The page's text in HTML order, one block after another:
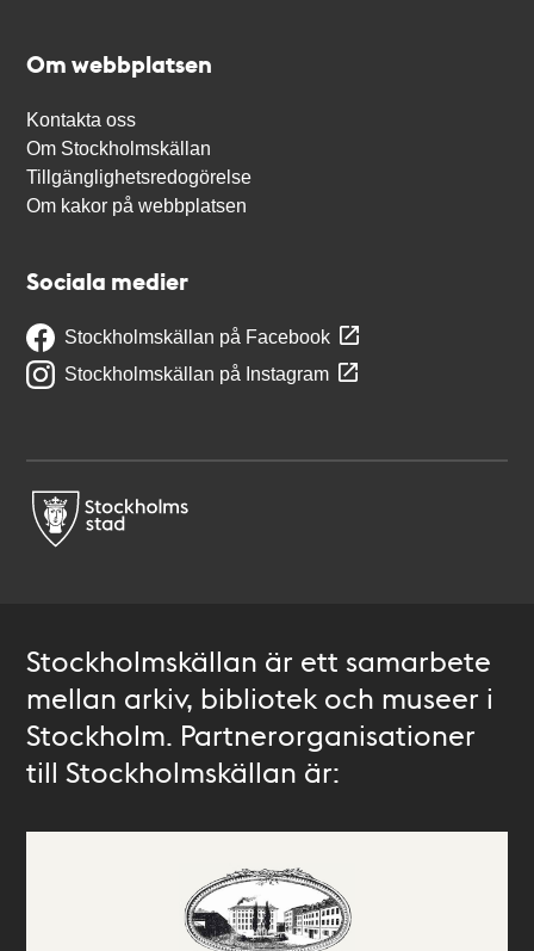
Om webbplatsen
Kontakta oss
Om Stockholmskällan
Tillgänglighetsredogörelse
Om kakor på webbplatsen
Sociala medier
Stockholmskällan på Facebook
Stockholmskällan på Instagram
Stockholmskällan är ett samarbete
mellan arkiv, bibliotek och museer i
Stockholm. Partnerorganisationer
till Stockholmskällan är: